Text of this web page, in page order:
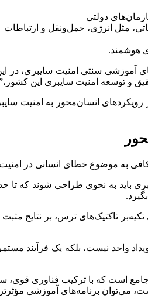
دولتی
مثل انرژی، حمل‌ونقل و ارتباطات
هوشمند.
آموزشی سنتی امنیت سایبری،
و توسعه امنیت سایبری این
رویکردهای انسان‌محور به امنیت
به موضوع خطای انسانی در
باید به نحوی طراحی شوند که تا
تاکتیک‌های ترس، بر نتایج
واحد نیست، بلکه یک فرآیند
جامع است که با ترکیب فناوری
می‌توان برنامه‌های آموزشی